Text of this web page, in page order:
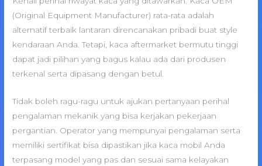
(Original Equipment Manufacturer) rata-rata adalah
alternatif terbaik lantaran direncanakan pribadi buat style
kendaraan Anda. Tetapi, kaca aftermarket bermutu tinggi
dapat jadi pilihan yang bagus kalau ada dari produsen
terkenal serta dipasang dengan betul.
Tidak boleh ragu-ragu untuk ajukan pertanyaan perihal
pengalaman mekanik yang bisa kerjakan pekerjaan
pergantian. Operator yang mempunyai pengalaman serta
memiliki sertifikat bisa dipastikan jika kaca mobil Anda
terpasang model yang pas dan sesuai sama kelayakan